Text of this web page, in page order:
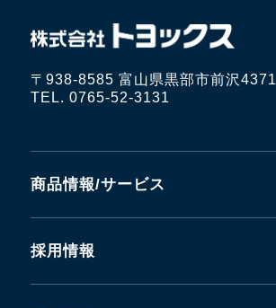
〒938-8585 富山県黒部市前沢4371
TEL. 0765-52-3131
商品情報/サービス
採用情報